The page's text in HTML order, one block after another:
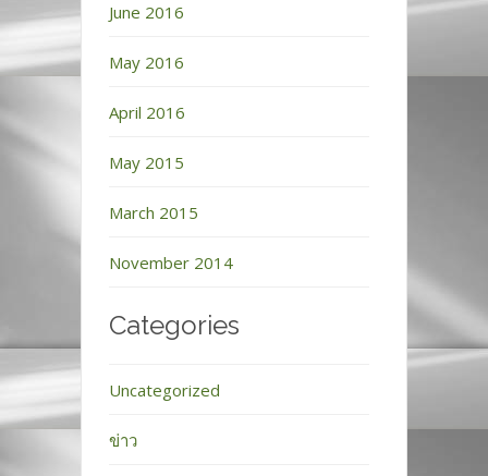
June 2016
May 2016
April 2016
May 2015
March 2015
November 2014
Categories
Uncategorized
ข่าว